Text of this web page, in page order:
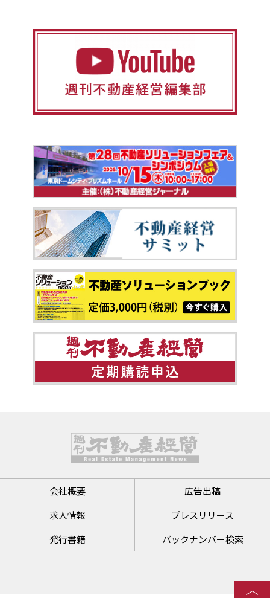
会社概要
広告出稿
求人情報
プレスリリース
発行書籍
バックナンバー検索